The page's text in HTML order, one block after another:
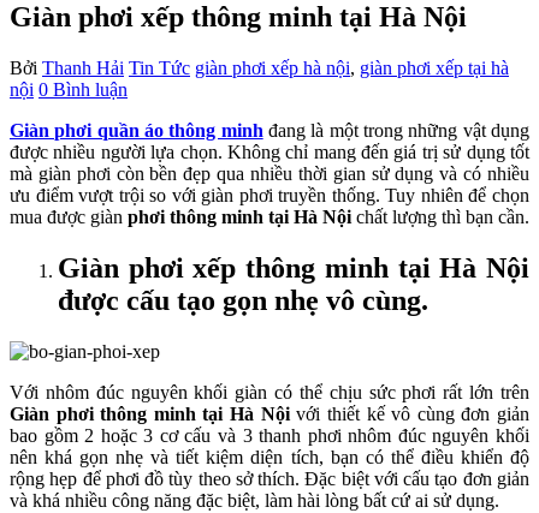
Giàn phơi xếp thông minh tại Hà Nội
Bởi Thanh Hải Tin Tức giàn phơi xếp hà nội, giàn phơi xếp tại hà
nội 0 Bình luận
Giàn phơi quần áo thông minh đang là một trong những vật dụng
được nhiều người lựa chọn. Không chỉ mang đến giá trị sử dụng tốt
mà giàn phơi còn bền đẹp qua nhiều thời gian sử dụng và có nhiều
ưu điểm vượt trội so với giàn phơi truyền thống. Tuy nhiên để chọn
mua được giàn phơi thông minh tại Hà Nội chất lượng thì bạn cần.
Giàn phơi xếp thông minh tại Hà Nội
được cấu tạo gọn nhẹ vô cùng.
Với nhôm đúc nguyên khối giàn có thể chịu sức phơi rất lớn trên
Giàn phơi thông minh tại Hà Nộivới thiết kế vô cùng đơn giản
bao gồm 2 hoặc 3 cơ cấu và 3 thanh phơi nhôm đúc nguyên khối
nên khá gọn nhẹ và tiết kiệm diện tích, bạn có thể điều khiển độ
rộng hẹp để phơi đồ tùy theo sở thích. Đặc biệt với cấu tạo đơn giản
và khá nhiều công năng đặc biệt, làm hài lòng bất cứ ai sử dụng.